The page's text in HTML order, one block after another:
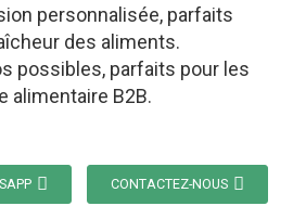
personnalisée, parfaits
des aliments.
possibles, parfaits pour les
alimentaire B2B.
CONTACTEZ-NOUS